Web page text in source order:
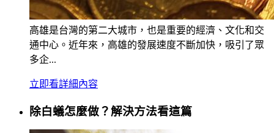
高雄是台灣的第二大城市，也是重要的經濟、文化和交
通中心。近年來，高雄的發展速度不斷加快，吸引了眾
多企...
立即看詳細內容
除白蟻怎麼做？解決方法看這篇